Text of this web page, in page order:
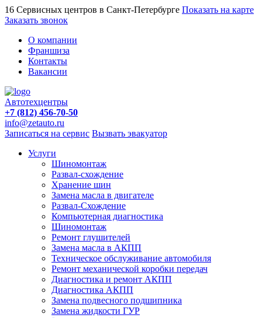
16 Сервисных центров в Санкт-Петербурге Показать на карте
Заказать звонок
О компании
Франшиза
Контакты
Вакансии
Автотехцентры
+7 (812) 456-70-50
info@zetauto.ru
Записаться на сервис Вызвать эвакуатор
Услуги
Шиномонтаж
Развал-схождение
Хранение шин
Замена масла в двигателе
Развал-Схождение
Компьютерная диагностика
Шиномонтаж
Ремонт глушителей
Замена масла в АКПП
Техническое обслуживание автомобиля
Ремонт механической коробки передач
Диагностика и ремонт АКПП
Диагностика АКПП
Замена подвесного подшипника
Замена жидкости ГУР